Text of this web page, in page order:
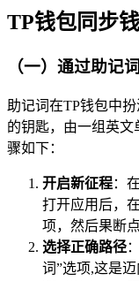
TP钱包同步
（一）通过助记
助记词在TP钱包中
的钥匙，由一组英
骤如下：
开启新征程：
打开应用后，
项，然后果断
选择正确路径
词”选项,这是